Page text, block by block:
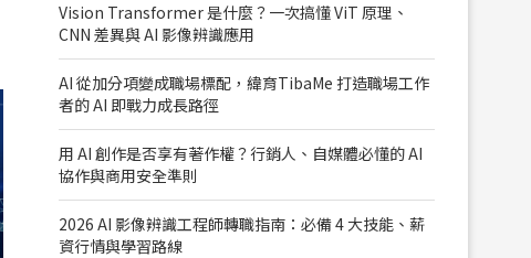
Vision Transformer 是什麼？一次搞懂 ViT 原理、
CNN 差異與 AI 影像辨識應用
AI 從加分項變成職場標配，緯育TibaMe 打造職場工作
者的 AI 即戰力成長路徑
用 AI 創作是否享有著作權？行銷人、自媒體必懂的 AI
協作與商用安全準則
2026 AI 影像辨識工程師轉職指南：必備 4 大技能、薪
資行情與學習路線